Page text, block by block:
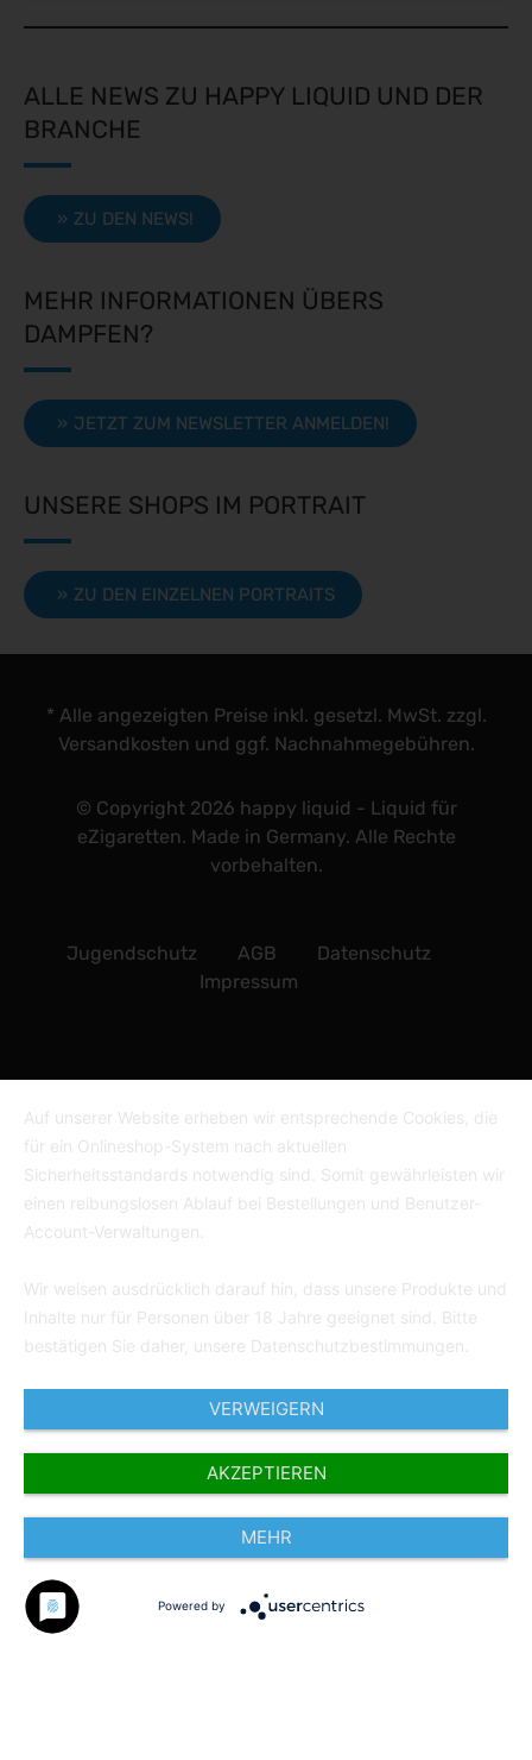
ALLE NEWS ZU HAPPY LIQUID UND DER
BRANCHE
ZU DEN NEWS!
MEHR INFORMATIONEN ÜBERS
DAMPFEN?
JETZT ZUM NEWSLETTER ANMELDEN!
UNSERE SHOPS IM PORTRAIT
ZU DEN EINZELNEN PORTRAITS
* Alle angezeigten Preise inkl. gesetzl. MwSt. zzgl.
Versandkosten und ggf. Nachnahmegebühren.
© Copyright 2026 happy liquid - Liquid für
eZigaretten. Made in Germany. Alle Rechte
vorbehalten.
Jugendschutz AGB
Datenschutz
Impressum
Auf unserer Website erheben wir entsprechende Cookies, die
für ein Onlineshop-System nach aktuellen
Sicherheitsstandards notwendig sind. Somit gewährleisten wir
einen reibungslosen Ablauf bei Bestellungen und Benutzer-
Account-Verwaltungen.
Wir weisen ausdrücklich darauf hin, dass unsere Produkte und
Inhalte nur für Personen über 18 Jahre geeignet sind. Bitte
bestätigen Sie daher, unsere Datenschutzbestimmungen.
VERWEIGERN
AKZEPTIEREN
MEHR
Powered by